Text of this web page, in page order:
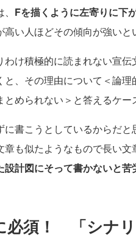
Fを描くように左寄りに下
い人ほどその傾向が強いと
け積極的に読まれない宣伝
、その理由について＜論
められない＞と答えるケー
書こうとしているからだと
も似たようなもので長い文
計図にそって書かないと苦
必須！ 「シナ